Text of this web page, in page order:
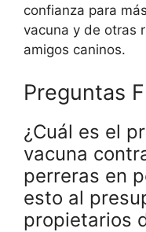
confianza para
vacuna y de otras
amigos caninos.
Preguntas
¿Cuál es el
vacuna
perreras en
esto al
propietarios